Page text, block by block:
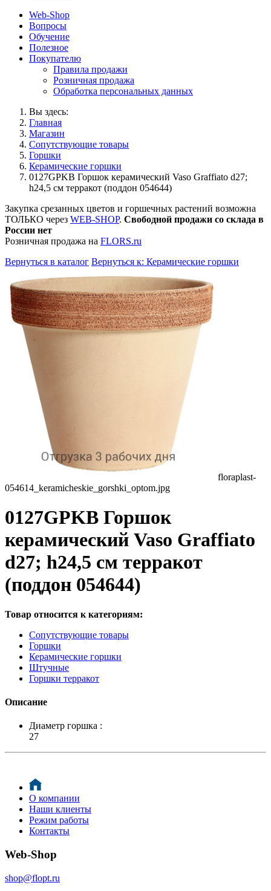
Web-Shop
Вопросы
Обучение
Полезное
Покупателю
Правила продажи
Розничная продажа
Обработка персональных данных
Вы здесь:
Главная
Магазин
Сопутствующие товары
Горшки
Керамические горшки
0127GPKB Горшок керамический Vaso Graffiato d27;
h24,5 см терракот (поддон 054644)
Закупка срезанных цветов и горшечных растений возможна
ТОЛЬКО через WEB-SHOP. Свободной продажи со склада в
России нет
Розничная продажа на FLORS.ru
Вернуться в каталог Вернуться к: Керамические горшки
floraplast-
054614_keramicheskie_gorshki_optom.jpg
0127GPKB Горшок
керамический Vaso Graffiato
d27; h24,5 см терракот
(поддон 054644)
Товар относится к категориям:
Сопутствующие товары
Горшки
Керамические горшки
Штучные
Горшки терракот
Описание
Диаметр горшка :
27
О компании
Наши клиенты
Режим работы
Контакты
Web-Shop
shop@flopt.ru